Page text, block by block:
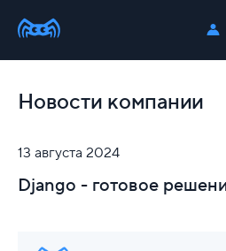
Новости компании
13 августа 2024
Django - готовое